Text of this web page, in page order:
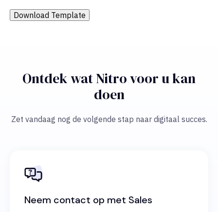
Download Template
Ontdek wat Nitro voor u kan
doen
Zet vandaag nog de volgende stap naar digitaal succes.
Neem contact op met Sales